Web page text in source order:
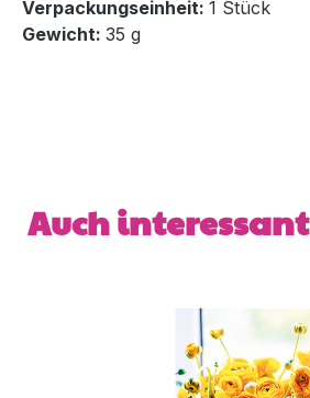
Verpackungseinheit: 1 Stück
Gewicht: 35 g
Produktgalerie überspringen
Auch interessant